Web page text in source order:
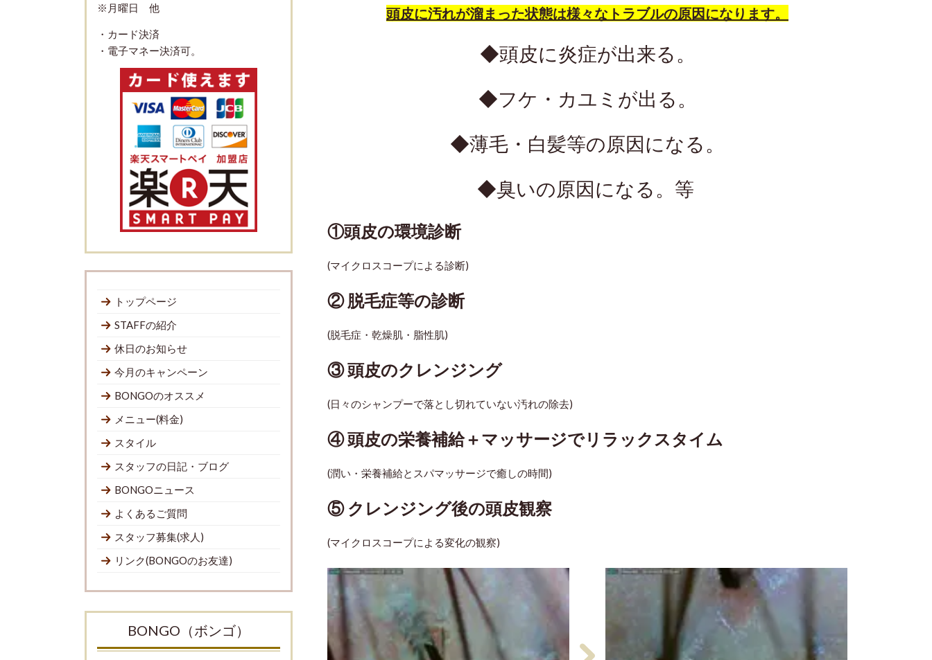
頭皮に汚れが溜まった状態は様々なトラブルの原因になります。
◆頭皮に炎症が出来る。
◆フケ・カユミが出る。
◆薄毛・白髪等の原因になる。
◆臭いの原因になる。等
①頭皮の環境診断
(マイクロスコープによる診断)
② 脱毛症等の診断
(脱毛症・乾燥肌・脂性肌)
③ 頭皮のクレンジング
(日々のシャンプーで落とし切れていない汚れの除去)
④ 頭皮の栄養補給＋マッサージでリラックスタイム
(潤い・栄養補給とスパマッサージで癒しの時間)
⑤ クレンジング後の頭皮観察
(マイクロスコープによる変化の観察)
※月曜日 他
・カード決済
・電子マネー決済可。
トップページ
STAFFの紹介
休日のお知らせ
今月のキャンペーン
BONGOのオススメ
メニュー(料金)
スタイル
スタッフの日記・ブログ
BONGOニュース
よくあるご質問
スタッフ募集(求人)
リンク(BONGOのお友達)
BONGO（ボンゴ）